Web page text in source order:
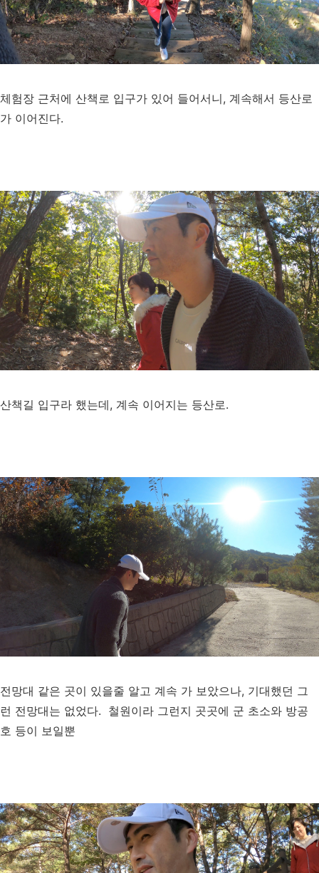
체험장 근처에 산책로 입구가 있어 들어서니, 계속해서 등산로
가 이어진다.
산책길 입구라 했는데, 계속 이어지는 등산로.
전망대 같은 곳이 있을줄 알고 계속 가 보았으나, 기대했던 그
런 전망대는 없었다. 철원이라 그런지 곳곳에 군 초소와 방공
호 등이 보일뿐